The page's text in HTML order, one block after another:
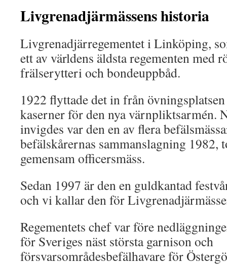
Livgrenadjärmässens historia
Livgrenadjärregementet i Linköping,
ett av världens äldsta regementen med
frälserytteri och bondeuppbåd.
1922 flyttade det in från
kaserner för den nya värnpliktsarmén.
invigdes var den en av flera
befälskårernas sammanslagning 1982,
gemensam officersmäss.
Sedan 1997 är den en guldkantad
och vi kallar den för
Regementets chef var före
för Sveriges näst största garnison och
försvarsområdesbefälhavare för